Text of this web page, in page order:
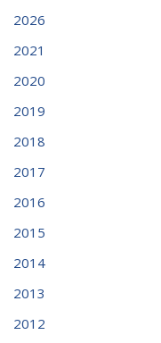
2026
2021
2020
2019
2018
2017
2016
2015
2014
2013
2012